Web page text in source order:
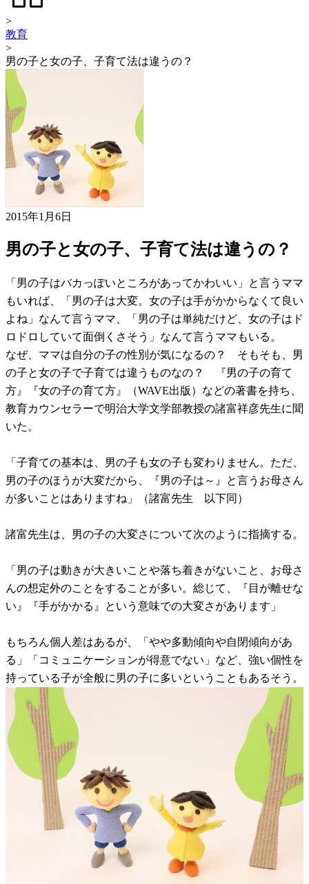
>
教育
>
男の子と女の子、子育て法は違うの？
2015年1月6日
男の子と女の子、子育て法は違うの？
「男の子はバカっぽいところがあってかわいい」と言うママ
もいれば、「男の子は大変。女の子は手がかからなくて良い
よね」なんて言うママ、「男の子は単純だけど、女の子はド
ロドロしていて面倒くさそう」なんて言うママもいる。
なぜ、ママは自分の子の性別が気になるの？ そもそも、男
の子と女の子で子育ては違うものなの？ 『男の子の育て
方』『女の子の育て方』（WAVE出版）などの著書を持ち、
教育カウンセラーで明治大学文学部教授の諸富祥彦先生に聞
いた。
「子育ての基本は、男の子も女の子も変わりません。ただ、
男の子のほうが大変だから、『男の子は～』と言うお母さん
が多いことはありますね」（諸富先生 以下同）
諸富先生は、男の子の大変さについて次のように指摘する。
「男の子は動きが大きいことや落ち着きがないこと、お母さ
んの想定外のことをすることが多い。総じて、『目が離せな
い』『手がかかる』という意味での大変さがあります」
もちろん個人差はあるが、「やや多動傾向や自閉傾向があ
る」「コミュニケーションが得意でない」など、強い個性を
持っている子が全般に男の子に多いということもあるそう。